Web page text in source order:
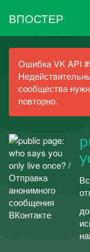
ВПОСТЕР
Ошибка VK API
сообщества
повторно.